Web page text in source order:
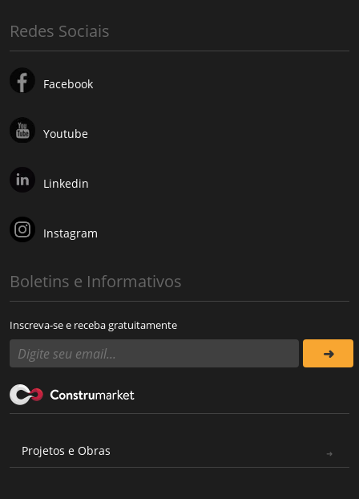
Redes Sociais
Facebook
Youtube
Linkedin
Instagram
Boletins e Informativos
Inscreva-se e receba gratuitamente
Projetos e Obras